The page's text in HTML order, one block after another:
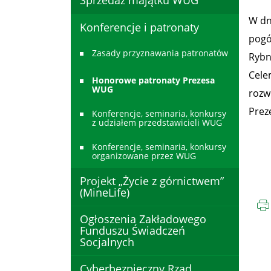
W
Konferencje i patronaty
Zasady przyznawania patronatów
Honorowe patronaty Prezesa
WUG
Konferencje, seminaria, konkursy
z udziałem przedstawicieli WUG
Konferencje, seminaria, konkursy
organizowane przez WUG
Projekt „Życie z górnictwem”
(MineLife)
Ogłoszenia Zakładowego
Funduszu Świadczeń
Socjalnych